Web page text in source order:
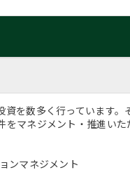
を数多く行っています
マネジメント・推進いた
ンマネジメント